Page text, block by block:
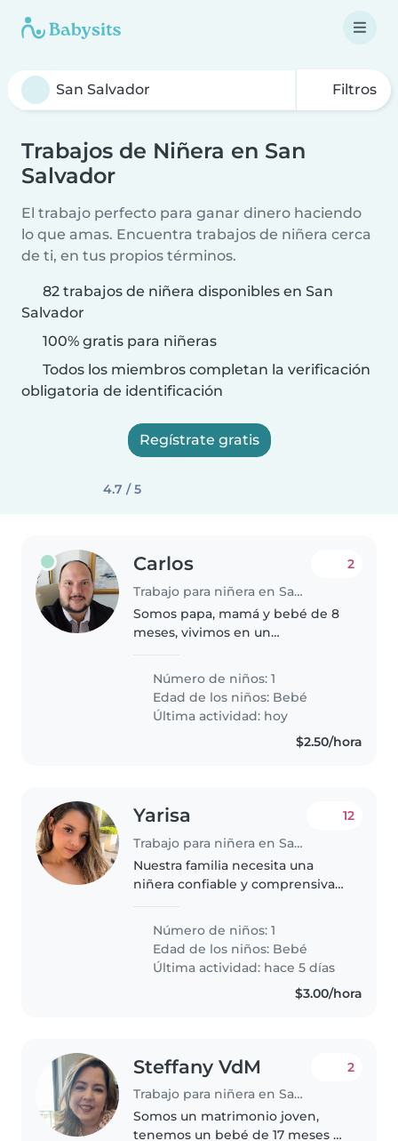
Filtros
Trabajos de Niñera en San
Salvador
El trabajo perfecto para ganar dinero haciendo
lo que amas. Encuentra trabajos de niñera cerca
de ti, en tus propios términos.
82 trabajos de niñera disponibles en San
Salvador
100% gratis para niñeras
Todos los miembros completan la verificación
obligatoria de identificación
Regístrate gratis
4.7 / 5
Carlos
Trabajo para niñera en San Salvador
2
Somos papa, mamá y bebé de 8
meses, vivimos en un
cuartos, un cuarto exclusivo para
la bebé, somos atentos, catolicos,
respetuosos y serviciales
Número de niños: 1
Edad de los niños: Bebé
Última actividad: hoy
$2.50/hora
Yarisa
Trabajo para niñera en San Salvador
12
Nuestra familia necesita una
niñera confiable y comprensiva
hablador. Estamos buscando
alguien que se sienta cómodo/a
realizando..
Número de niños: 1
Edad de los niños: Bebé
Última actividad: hace 5 días
$3.00/hora
Steffany VdM
Trabajo para niñera en San Salvador
2
Somos un matrimonio joven,
tenemos un bebé de 17 meses y